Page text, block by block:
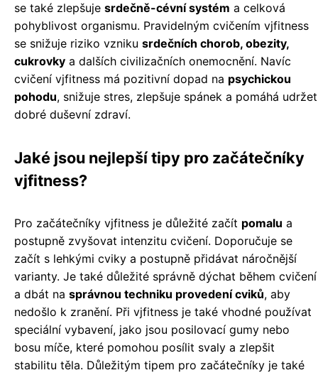
se také zlepšuje srdečně-cévní systém a celková
pohyblivost organismu. Pravidelným cvičením vjfitness
se snižuje riziko vzniku srdečních chorob, obezity,
cukrovky a dalších civilizačních onemocnění. Navíc
cvičení vjfitness má pozitivní dopad na psychickou
pohodu, snižuje stres, zlepšuje spánek a pomáhá udržet
dobré duševní zdraví.
Jaké jsou nejlepší tipy pro začátečníky
vjfitness?
Pro začátečníky vjfitness je důležité začít pomalu a
postupně zvyšovat intenzitu cvičení. Doporučuje se
začít s lehkými cviky a postupně přidávat náročnější
varianty. Je také důležité správně dýchat během cvičení
a dbát na správnou techniku provedení cviků, aby
nedošlo k zranění. Při vjfitness je také vhodné používat
speciální vybavení, jako jsou posilovací gumy nebo
bosu míče, které pomohou posílit svaly a zlepšit
stabilitu těla. Důležitým tipem pro začátečníky je také